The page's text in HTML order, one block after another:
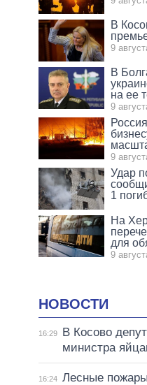
В
9
В
на ее
9
9
Удар
1
На
для
9
НОВОСТИ
16:29
В Косово
министра
16:24 Лесные